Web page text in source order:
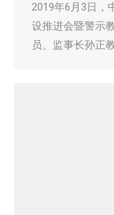
2019年6月3日，
设推进会暨警示
员、监事长孙正